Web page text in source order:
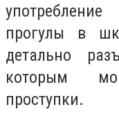
прогулы в
детально
которым
проступки.